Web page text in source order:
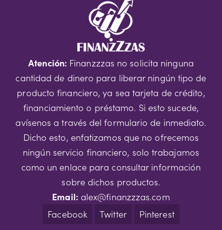
Atención: Finanzzzas no solicita ninguna
cantidad de dinero para liberar ningún tipo de
producto financiero, ya sea tarjeta de crédito,
financiamiento o préstamo. Si esto sucede,
avísenos a través del formulario de inmediato.
Dicho esto, enfatizamos que no ofrecemos
ningún servicio financiero, solo trabajamos
como un enlace para consultar información
sobre dichos productos.
Email: alex@finanzzzas.com
Facebook
Twitter Pinterest